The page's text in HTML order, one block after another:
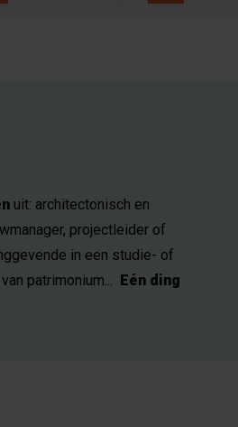
uit: architectonisch en
projectleider of
in een studie- of
patrimonium... Eén ding